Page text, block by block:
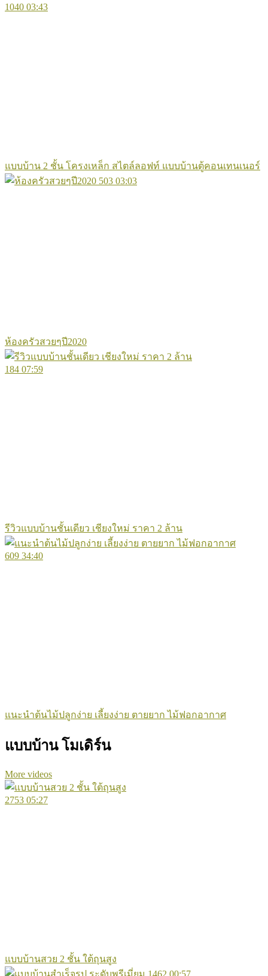
1040 03:43
แบบบ้าน 2 ชั้น โครงเหล็ก สไตล์ลอฟท์ แบบบ้านตู้คอนเทนเนอร์
503 03:03
ห้องครัวสวยๆปี2020
184 07:59
รีวิวแบบบ้านชั้นเดียว เชียงใหม่ ราคา 2 ล้าน
609 34:40
แนะนำต้นไม้ปลูกง่าย เลี้ยงง่าย ตายยาก ไม้ฟอกอากาศ
แบบบ้าน โมเดิร์น
More videos
2753 05:27
แบบบ้านสวย 2 ชั้น ใต้ถุนสูง